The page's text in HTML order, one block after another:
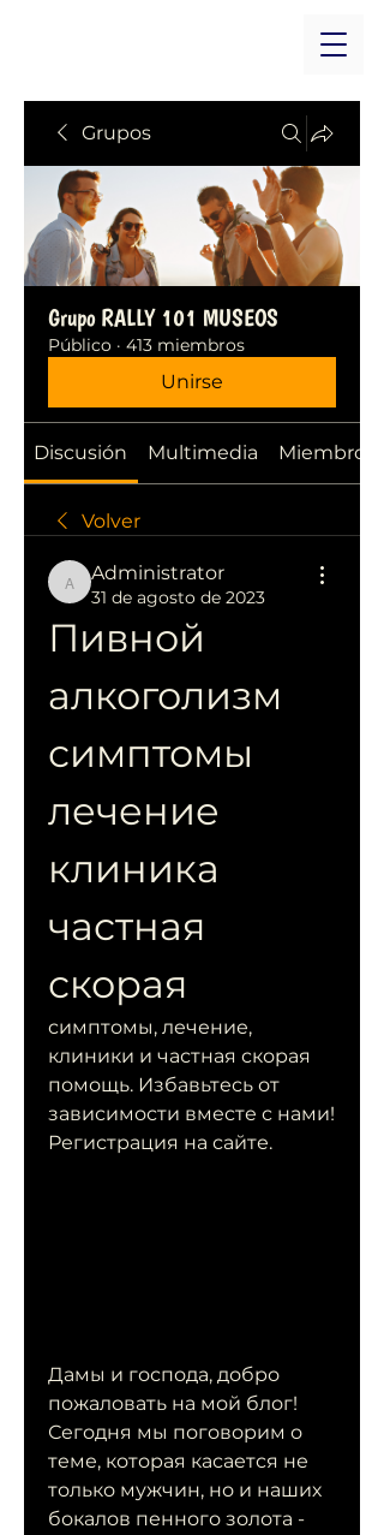
Grupos
Grupo RALLY 101 MUSEOS
Público · 413 miembros
Unirse
Discusión Multimedia Miembros
Volver
Administrator
Administrator
31 de agosto de 2023
Пивной
алкоголизм
симптомы
лечение
клиника
частная
скорая
симптомы, лечение,
клиники и частная скорая
помощь. Избавьтесь от
зависимости вместе с нами!
Регистрация на сайте.
Дамы и господа, добро
пожаловать на мой блог!
Сегодня мы поговорим о
теме, которая касается не
только мужчин, но и наших
бокалов пенного золота -